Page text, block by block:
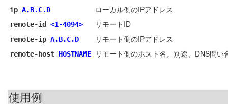
ip A.B.C.D ローカル側のIPアドレス
remote-id <1-4094> リモートID
remote-ip A.B.C.D リモート側のIPアドレス
remote-host HOSTNAME リモート側のホスト名。別途、DNS問い
使用例